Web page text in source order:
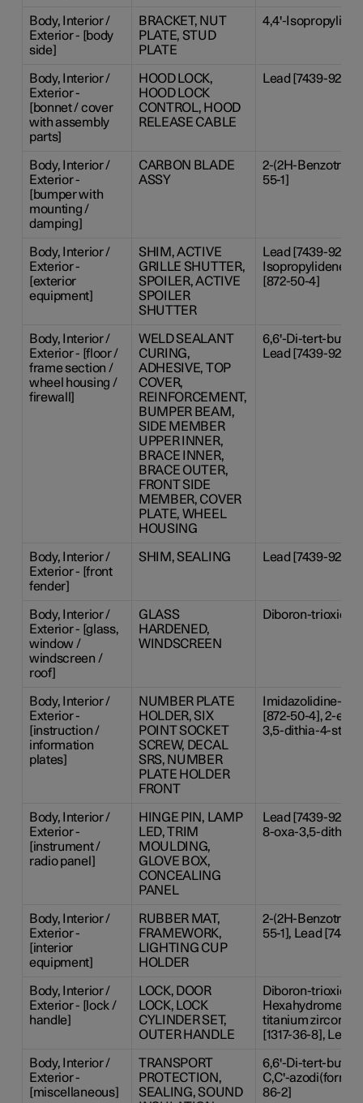
Body, Interior /
Exterior - [body
side]
BRACKET, NUT
PLATE, STUD
PLATE
4,4'-
Body, Interior /
Exterior -
[bonnet / cover
with assembly
parts]
HOOD LOCK,
HOOD LOCK
CONTROL, HOOD
RELEASE CABLE
Lead [7439-92-
Body, Interior /
Exterior -
[bumper with
mounting /
damping]
CARBON BLADE
ASSY
2-(2H-
55-1]
Body, Interior /
Exterior -
[exterior
equipment]
SHIM, ACTIVE
GRILLE SHUTTER,
SPOILER, ACTIVE
SPOILER
SHUTTER
Lead [7439-92-
[872-50-4]
Body, Interior /
Exterior - [floor /
frame section /
wheel housing /
firewall]
WELD SEALANT
CURING,
ADHESIVE, TOP
COVER,
REINFORCEMENT,
BUMPER BEAM,
SIDE MEMBER
UPPER INNER,
BRACE INNER,
BRACE OUTER,
FRONT SIDE
MEMBER, COVER
PLATE, WHEEL
HOUSING
6,6'-Di-tert-butyl-
Lead [7439-92-1]
Body, Interior /
Exterior - [front
fender]
SHIM, SEALING Lead [7439-92-
Body, Interior /
Exterior - [glass,
window /
windscreen /
roof]
GLASS
HARDENED,
WINDSCREEN
Diboron-trioxide
Body, Interior /
Exterior -
[instruction /
information
plates]
NUMBER PLATE
HOLDER, SIX
POINT SOCKET
SCREW, DECAL
SRS, NUMBER
PLATE HOLDER
FRONT
Imidazolidine-2-
[872-50-4], 2-
3,5-dithia-4-
Body, Interior /
Exterior -
[instrument /
radio panel]
HINGE PIN, LAMP
LED, TRIM
MOULDING,
GLOVE BOX,
CONCEALING
PANEL
Lead [7439-92-
8-oxa-3,5-dithia-
Body, Interior /
Exterior -
[interior
equipment]
RUBBER MAT,
FRAMEWORK,
LIGHTING CUP
HOLDER
2-(2H-
55-1], Lead [7439-
Body, Interior /
Exterior - [lock /
handle]
LOCK, DOOR
LOCK, LOCK
CYLINDER SET,
OUTER HANDLE
Diboron-trioxide
titanium
[1317-36-8],
Body, Interior /
Exterior -
[miscellaneous]
TRANSPORT
PROTECTION,
SEALING, SOUND
6,6'-Di-tert-butyl-
C,C'-
86-2]